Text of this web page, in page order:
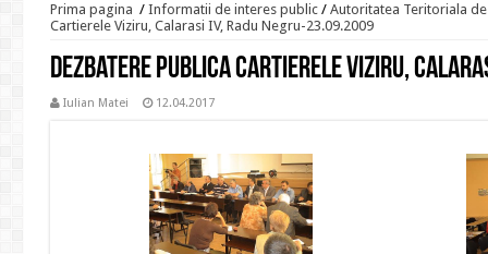
Prima pagina / Informatii de interes public / Autoritatea Teritoriala
Cartierele Viziru, Calarasi IV, Radu Negru-23.09.2009
Dezbatere publica Cartierele Viziru,
Iulian Matei 12.04.2017